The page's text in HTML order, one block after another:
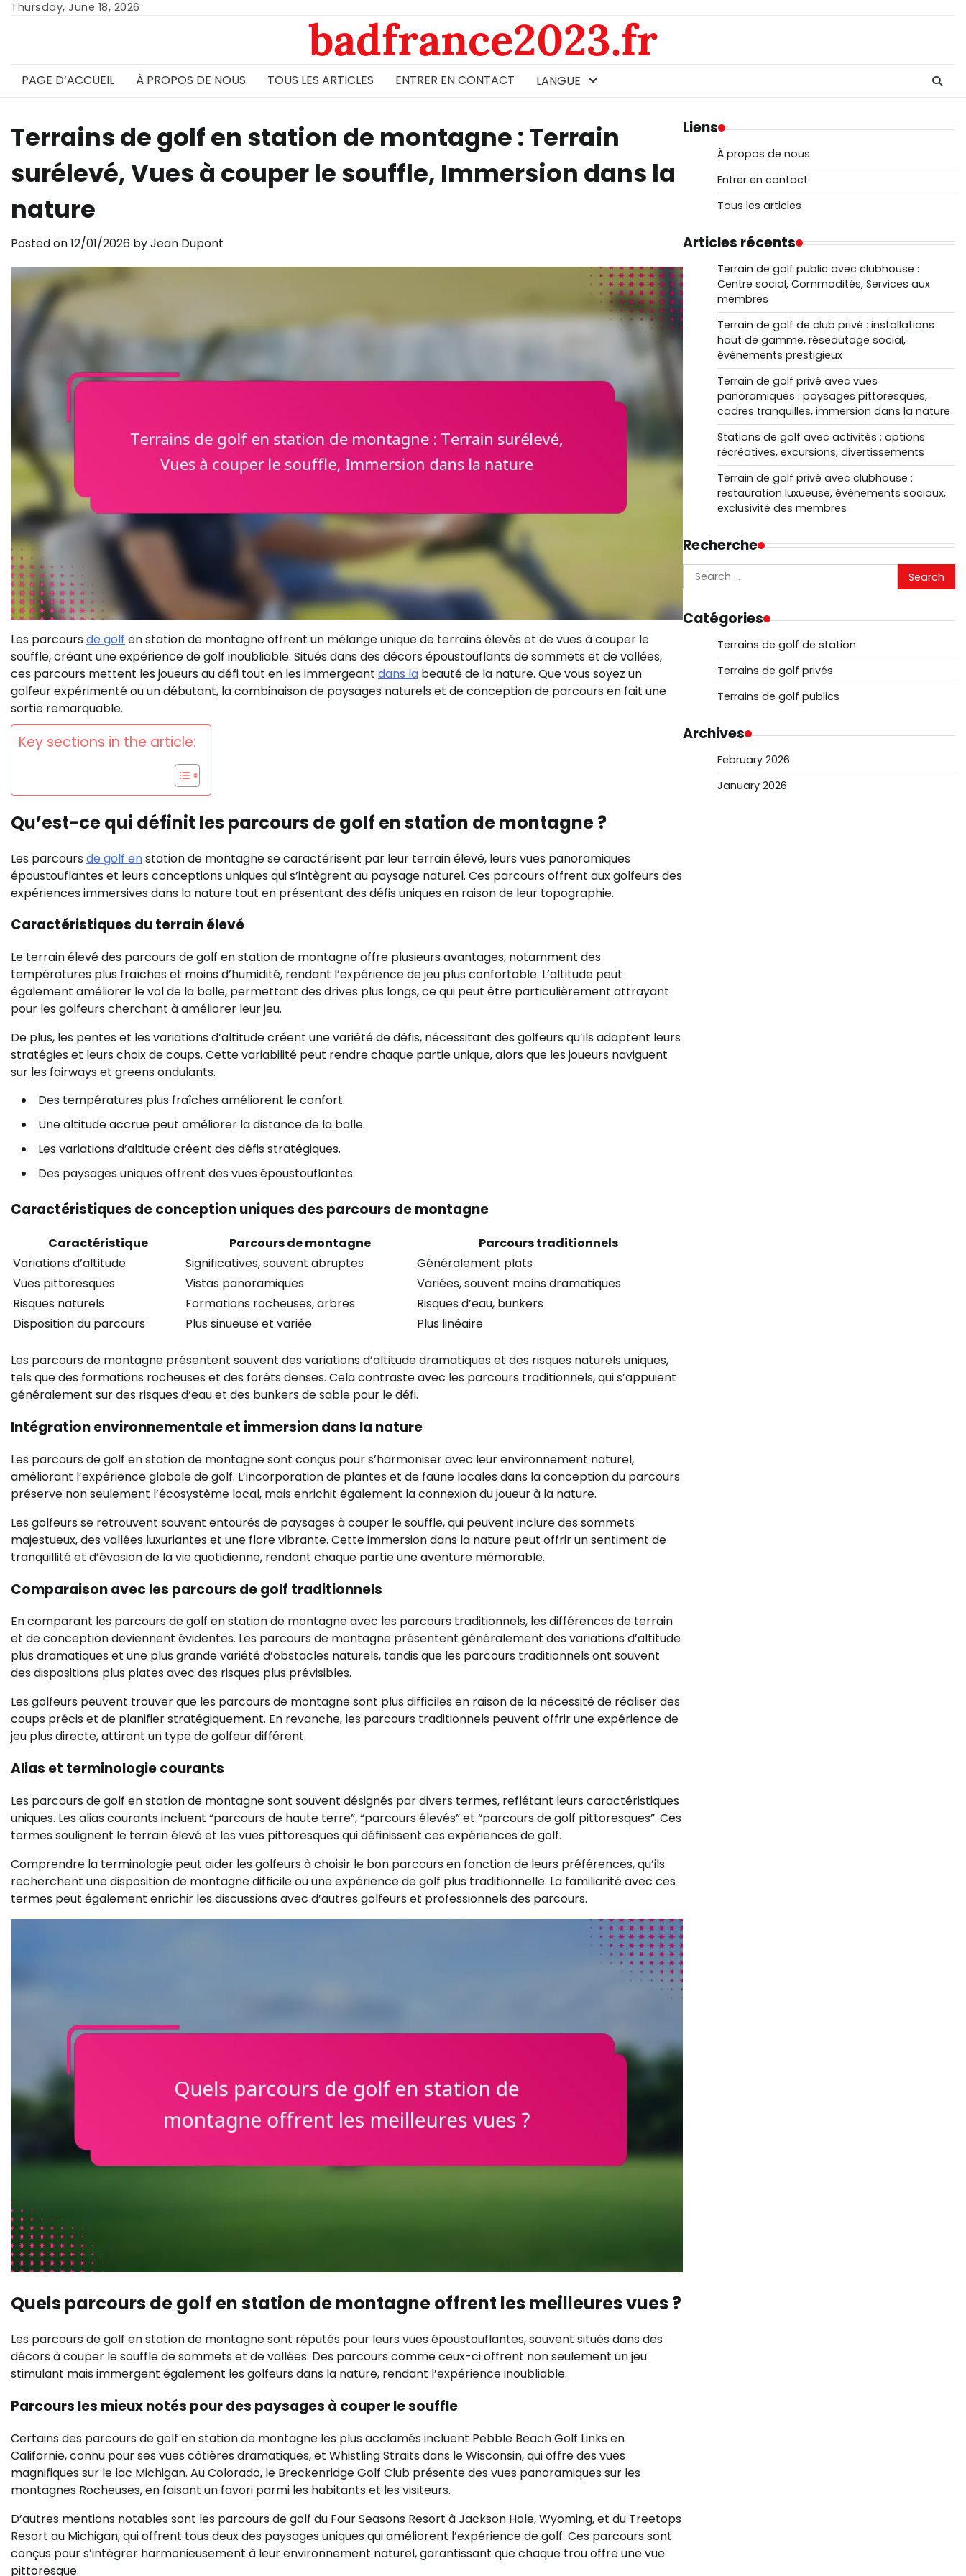
SkipThursday, June 18, 2026
badfrance2023.fr
PAGE D’ACCUEIL À PROPOS DE NOUS TOUS LES ARTICLES ENTRER EN CONTACT LANGUE
Terrains de golf en station de montagne : Terrain
surélevé, Vues à couper le souffle, Immersion dans la
nature
Posted on12/01/2026 byJean Dupont
Les parcoursde golf en station de montagne offrent un mélange unique de terrains élevés et de vues à couper le
souffle, créant une expérience de golf inoubliable. Situés dans des décors époustouflants de sommets et de vallées,
ces parcours mettent les joueurs au défi tout en les immergeant dans la beauté de la nature. Que vous soyez un
golfeur expérimenté ou un débutant, la combinaison de paysages naturels et de conception de parcours en fait une
sortie remarquable.
Key sections in the article:
Qu’est-ce qui définit les parcours de golf en station de montagne ?
Les parcoursde golf enstation de montagne se caractérisent par leur terrain élevé, leurs vues panoramiques
époustouflantes et leurs conceptions uniques qui s’intègrent au paysage naturel. Ces parcours offrent aux golfeurs des
expériences immersives dans la nature tout en présentant des défis uniques en raison de leur topographie.
Caractéristiques du terrain élevé
Le terrain élevé des parcours de golf en station de montagne offre plusieurs avantages, notamment des
températures plus fraîches et moins d’humidité, rendant l’expérience de jeu plus confortable. L’altitude peut
également améliorer le vol de la balle, permettant des drives plus longs, ce qui peut être particulièrement attrayant
pour les golfeurs cherchant à améliorer leur jeu.
De plus, les pentes et les variations d’altitude créent une variété de défis, nécessitant des golfeurs qu’ils adaptent leurs
stratégies et leurs choix de coups. Cette variabilité peut rendre chaque partie unique, alors que les joueurs naviguent
sur les fairways et greens ondulants.
Des températures plus fraîches améliorent le confort.
Une altitude accrue peut améliorer la distance de la balle.
Les variations d’altitude créent des défis stratégiques.
Des paysages uniques offrent des vues époustouflantes.
Caractéristiques de conception uniques des parcours de montagne
Caractéristique Parcours de montagne
Parcours traditionnels
Variations d’altitude
Significatives, souvent abruptes
Généralement plats
Vues pittoresques
Vistas panoramiques
Variées, souvent moins dramatiques
Risques naturels
Formations rocheuses, arbres
Risques d’eau, bunkers
Disposition du parcours
Plus sinueuse et variée Plus linéaire
Les parcours de montagne présentent souvent des variations d’altitude dramatiques et des risques naturels uniques,
tels que des formations rocheuses et des forêts denses. Cela contraste avec les parcours traditionnels, qui s’appuient
généralement sur des risques d’eau et des bunkers de sable pour le défi.
Intégration environnementale et immersion dans la nature
Les parcours de golf en station de montagne sont conçus pour s’harmoniser avec leur environnement naturel,
améliorant l’expérience globale de golf. L’incorporation de plantes et de faune locales dans la conception du parcours
préserve non seulement l’écosystème local, mais enrichit également la connexion du joueur à la nature.
Les golfeurs se retrouvent souvent entourés de paysages à couper le souffle, qui peuvent inclure des sommets
majestueux, des vallées luxuriantes et une flore vibrante. Cette immersion dans la nature peut offrir un sentiment de
tranquillité et d’évasion de la vie quotidienne, rendant chaque partie une aventure mémorable.
Comparaison avec les parcours de golf traditionnels
En comparant les parcours de golf en station de montagne avec les parcours traditionnels, les différences de terrain
et de conception deviennent évidentes. Les parcours de montagne présentent généralement des variations d’altitude
plus dramatiques et une plus grande variété d’obstacles naturels, tandis que les parcours traditionnels ont souvent
des dispositions plus plates avec des risques plus prévisibles.
Les golfeurs peuvent trouver que les parcours de montagne sont plus difficiles en raison de la nécessité de réaliser des
coups précis et de planifier stratégiquement. En revanche, les parcours traditionnels peuvent offrir une expérience de
jeu plus directe, attirant un type de golfeur différent.
Alias et terminologie courants
Les parcours de golf en station de montagne sont souvent désignés par divers termes, reflétant leurs caractéristiques
uniques. Les alias courants incluent “parcours de haute terre”, “parcours élevés” et “parcours de golf pittoresques”. Ces
termes soulignent le terrain élevé et les vues pittoresques qui définissent ces expériences de golf.
Comprendre la terminologie peut aider les golfeurs à choisir le bon parcours en fonction de leurs préférences, qu’ils
recherchent une disposition de montagne difficile ou une expérience de golf plus traditionnelle. La familiarité avec ces
termes peut également enrichir les discussions avec d’autres golfeurs et professionnels des parcours.
Quels parcours de golf en station de montagne offrent les meilleures vues ?
Les parcours de golf en station de montagne sont réputés pour leurs vues époustouflantes, souvent situés dans des
décors à couper le souffle de sommets et de vallées. Des parcours comme ceux-ci offrent non seulement un jeu
stimulant mais immergent également les golfeurs dans la nature, rendant l’expérience inoubliable.
Parcours les mieux notés pour des paysages à couper le souffle
Certains des parcours de golf en station de montagne les plus acclamés incluent Pebble Beach Golf Links en
Californie, connu pour ses vues côtières dramatiques, et Whistling Straits dans le Wisconsin, qui offre des vues
magnifiques sur le lac Michigan. Au Colorado, le Breckenridge Golf Club présente des vues panoramiques sur les
montagnes Rocheuses, en faisant un favori parmi les habitants et les visiteurs.
D’autres mentions notables sont les parcours de golf du Four Seasons Resort à Jackson Hole, Wyoming, et du Treetops
Resort au Michigan, qui offrent tous deux des paysages uniques qui améliorent l’expérience de golf. Ces parcours sont
conçus pour s’intégrer harmonieusement à leur environnement naturel, garantissant que chaque trou offre une vue
pittoresque.
Liens
À propos de nous
Entrer en contact
Tous les articles
Articles récents
Terrain de golf public avec clubhouse :
Centre social, Commodités, Services aux
membres
Terrain de golf de club privé : installations
haut de gamme, réseautage social,
événements prestigieux
Terrain de golf privé avec vues
panoramiques : paysages pittoresques,
cadres tranquilles, immersion dans la nature
Stations de golf avec activités : options
récréatives, excursions, divertissements
Terrain de golf privé avec clubhouse :
restauration luxueuse, événements sociaux,
exclusivité des membres
Recherche
Search
for:
Catégories
Terrains de golf de station
Terrains de golf privés
Terrains de golf publics
Archives
February 2026
January 2026